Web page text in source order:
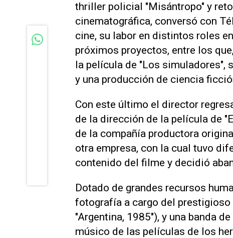
thriller policial "Misántropo" y
cinematográfica, conversó con
cine, su labor en distintos roles
próximos proyectos, entre los
la película de "Los simuladores",
y una producción de ciencia
Con este último el director
de la dirección de la película de
de la compañía productora
otra empresa, con la cual tuvo
contenido del filme y decidió
Dotado de grandes recursos
fotografía a cargo del
"Argentina, 1985"), y una banda
músico de las películas de los